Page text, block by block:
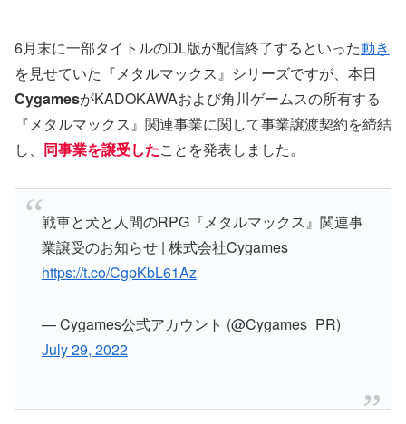
6月末に一部タイトルのDL版が配信終了するといった動き
を見せていた『メタルマックス』シリーズですが、本日
CygamesがKADOKAWAおよび角川ゲームスの所有する
『メタルマックス』関連事業に関して事業譲渡契約を締結
し、 同事業を譲受したことを発表しました。
戦車と犬と人間のRPG『メタルマックス』関連事
業譲受のお知らせ | 株式会社Cygames
https://t.co/CgpKbL61Az
— Cygames公式アカウント (@Cygames_PR)
July 29, 2022